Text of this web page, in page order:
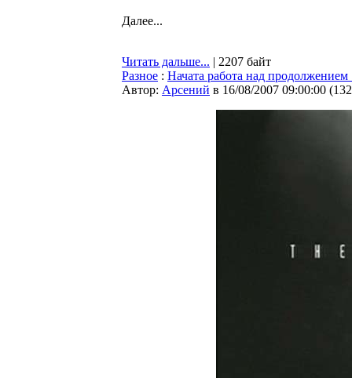
Далее...
Читать дальше... | 2207 байт
Разное : Начата работа над
Автор: Арсений в 16/08/2007 09:00:00 (